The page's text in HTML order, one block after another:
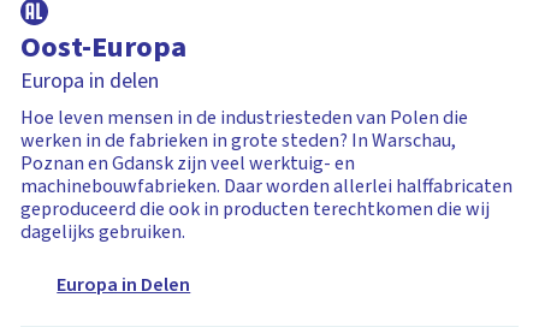
Oost-Europa
Europa in delen
Hoe leven mensen in de industriesteden van Polen die
werken in de fabrieken in grote steden? In Warschau,
Poznan en Gdansk zijn veel werktuig- en
machinebouwfabrieken. Daar worden allerlei halffabricaten
geproduceerd die ook in producten terechtkomen die wij
dagelijks gebruiken.
Europa in Delen